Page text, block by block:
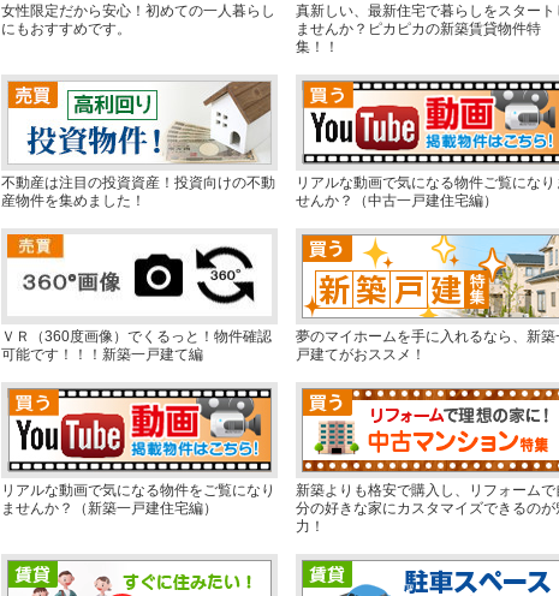
女性限定だから安心！初めての一人暮らし
にもおすすめです。
真新しい、最新住宅で暮らしをスタート
ませんか？ピカピカの新築賃貸物件特
集！！
不動産は注目の投資資産！投資向けの不動
産物件を集めました！
リアルな動画で気になる物件ご覧になり
せんか？（中古一戸建住宅編）
ＶＲ（360度画像）でくるっと！物件確認
可能です！！！新築一戸建て編
夢のマイホームを手に入れるなら、新築
戸建てがおススメ！
リアルな動画で気になる物件をご覧になり
ませんか？（新築一戸建住宅編）
新築よりも格安で購入し、リフォームで
分の好きな家にカスタマイズできるのが
力！